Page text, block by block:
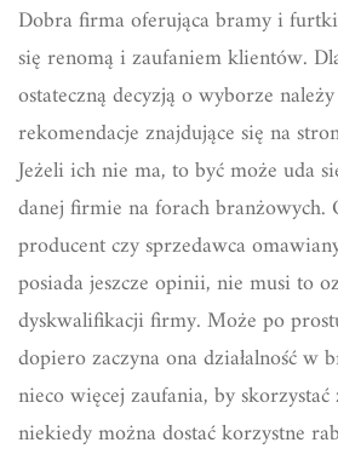
Dobra firma oferująca bramy i
się renomą i zaufaniem klientów.
ostateczną decyzją o wyborze
rekomendacje znajdujące się na
Jeżeli ich nie ma, to być może uda
danej firmie na forach branżowych.
producent czy sprzedawca
posiada jeszcze opinii, nie musi to
dyskwalifikacji firmy. Może po
dopiero zaczyna ona działalność w
nieco więcej zaufania, by
niekiedy można dostać korzystne